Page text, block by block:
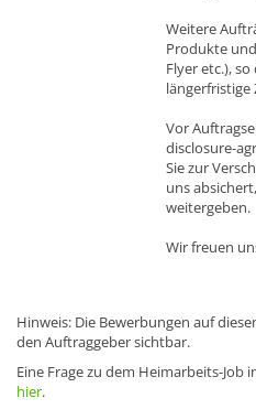
Weitere
Produkte
Flyer etc.),
Vor
disclosure-
Sie zur
uns
weitergeben.
Wir freuen
Hinweis: Die Bewerbungen auf
den Auftraggeber sichtbar.
Eine Frage zu dem Heimarbeits-Job
hier.